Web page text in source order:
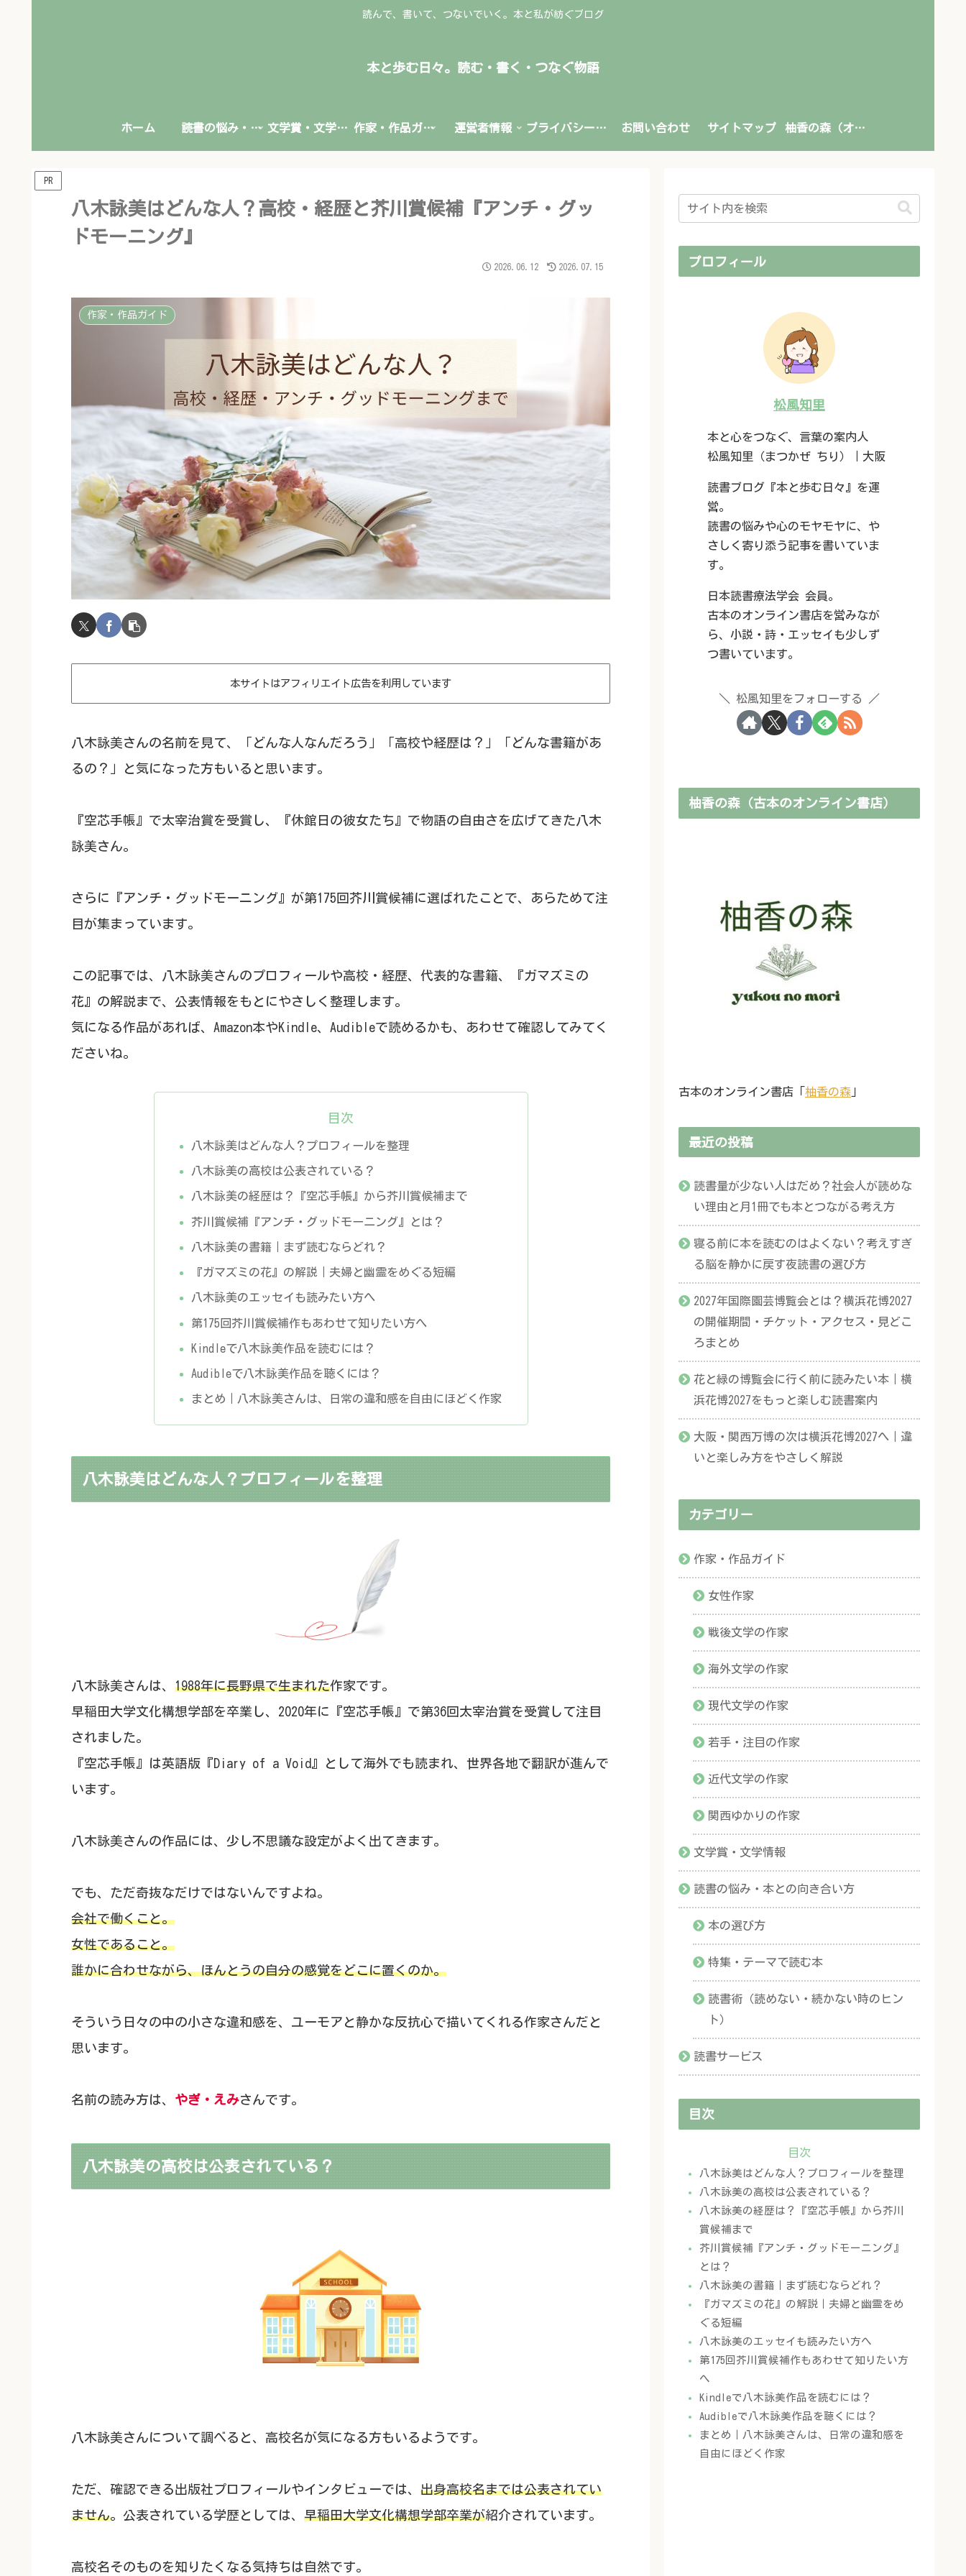
読んで、書いて、つないでいく。本と私が紡ぐブログ
本と歩む日々。読む・書く・つなぐ物語
ホーム 読書の悩み・本との向き合い方 文学賞・文学情報 作家・作品ガイド 運営者情報 プライバシーポリシー お問い合わせ サイトマップ 柚香の森（オンライン書店）
PR
八木詠美はどんな人？高校・経歴と芥川賞候補『アンチ・グッ
ドモーニング』
2026.06.12 2026.07.15
作家・作品ガイド
本サイトはアフィリエイト広告を利用しています
八木詠美さんの名前を見て、「どんな人なんだろう」「高校や経歴は？」「どんな書籍があ
るの？」と気になった方もいると思います。
『空芯手帳』で太宰治賞を受賞し、『休館日の彼女たち』で物語の自由さを広げてきた八木
詠美さん。
さらに『アンチ・グッドモーニング』が第175回芥川賞候補に選ばれたことで、あらためて注
目が集まっています。
この記事では、八木詠美さんのプロフィールや高校・経歴、代表的な書籍、『ガマズミの
花』の解説まで、公表情報をもとにやさしく整理します。
気になる作品があれば、Amazon本やKindle、Audibleで読めるかも、あわせて確認してみてく
ださいね。
目次
八木詠美はどんな人？プロフィールを整理
八木詠美の高校は公表されている？
八木詠美の経歴は？『空芯手帳』から芥川賞候補まで
芥川賞候補『アンチ・グッドモーニング』とは？
八木詠美の書籍｜まず読むならどれ？
『ガマズミの花』の解説｜夫婦と幽霊をめぐる短編
八木詠美のエッセイも読みたい方へ
第175回芥川賞候補作もあわせて知りたい方へ
Kindleで八木詠美作品を読むには？
Audibleで八木詠美作品を聴くには？
まとめ｜八木詠美さんは、日常の違和感を自由にほどく作家
八木詠美はどんな人？プロフィールを整理
八木詠美さんは、 1988年に長野県で生まれた作家です。
早稲田大学文化構想学部を卒業し、2020年に『空芯手帳』で第36回太宰治賞を受賞して注目
されました。
『空芯手帳』は英語版『Diary of a Void』として海外でも読まれ、世界各地で翻訳が進んで
います。
八木詠美さんの作品には、少し不思議な設定がよく出てきます。
でも、ただ奇抜なだけではないんですよね。
会社で働くこと。
女性であること。
誰かに合わせながら、ほんとうの自分の感覚をどこに置くのか。
そういう日々の中の小さな違和感を、ユーモアと静かな反抗心で描いてくれる作家さんだと
思います。
名前の読み方は、 やぎ・えみさんです。
八木詠美の高校は公表されている？
八木詠美さんについて調べると、高校名が気になる方もいるようです。
ただ、確認できる出版社プロフィールやインタビューでは、 出身高校名までは公表されてい
ません。公表されている学歴としては、 早稲田大学文化構想学部卒業が紹介されています。
高校名そのものを知りたくなる気持ちは自然です。
プロフィール
松風知里
本と心をつなぐ、言葉の案内人
松風知里（まつかぜ ちり）｜大阪
読書ブログ『本と歩む日々』を運
営。
読書の悩みや心のモヤモヤに、や
さしく寄り添う記事を書いていま
す。
日本読書療法学会 会員。
古本のオンライン書店を営みなが
ら、小説・詩・エッセイも少しず
つ書いています。
松風知里をフォローする
柚香の森（古本のオンライン書店）
古本のオンライン書店「 柚香の森
最近の投稿
読書量が少ない人はだめ？社会人が読めな
い理由と月1冊でも本とつながる考え方
寝る前に本を読むのはよくない？考えすぎ
る脳を静かに戻す夜読書の選び方
2027年国際園芸博覧会とは？横浜花博2027
の開催期間・チケット・アクセス・見どこ
ろまとめ
花と緑の博覧会に行く前に読みたい本｜横
浜花博2027をもっと楽しむ読書案内
大阪・関西万博の次は横浜花博2027へ｜違
いと楽しみ方をやさしく解説
カテゴリー
作家・作品ガイド
女性作家
戦後文学の作家
海外文学の作家
現代文学の作家
若手・注目の作家
近代文学の作家
関西ゆかりの作家
文学賞・文学情報
読書の悩み・本との向き合い方
本の選び方
特集・テーマで読む本
読書術（読めない・続かない時のヒン
ト）
読書サービス
目次
目次
八木詠美はどんな人？プロフィールを整理
八木詠美の高校は公表されている？
八木詠美の経歴は？『空芯手帳』から芥川
賞候補まで
芥川賞候補『アンチ・グッドモーニング』
とは？
八木詠美の書籍｜まず読むならどれ？
『ガマズミの花』の解説｜夫婦と幽霊をめ
ぐる短編
八木詠美のエッセイも読みたい方へ
第175回芥川賞候補作もあわせて知りたい方
へ
Kindleで八木詠美作品を読むには？
Audibleで八木詠美作品を聴くには？
まとめ｜八木詠美さんは、日常の違和感を
自由にほどく作家